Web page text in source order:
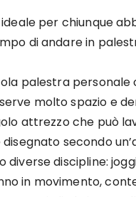
ideale per chiunque
di andare in
palestra
molto spazio e
attrezzo che può
secondo
discipline:
in movimento,